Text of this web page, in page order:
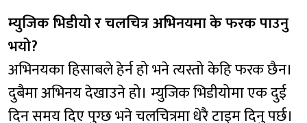
म्युजिक भिडीयो र चलचित्र अभिनयमा के फरक पाउनु
भयो?
अभिनयका हिसाबले हेर्न हो भने त्यस्तो केहि फरक छैन।
दुबैमा अभिनय देखाउने हो। म्युजिक भिडीयोमा एक दुई
दिन समय दिए पुग्छ भने चलचित्रमा धेरै टाइम दिनु पर्छ।